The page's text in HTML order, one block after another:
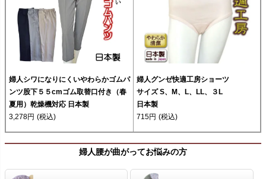
婦人シワになりにくいやわらかゴムパ
ンツ股下５５cmゴム取替口付き（春
夏用）乾燥機対応 日本製
3,278円 (税込)
婦人グンゼ快適工房ショーツ
サイズ S、M、L、LL、３L
日本製
715円 (税込)
婦人腰が曲がってお悩みの方